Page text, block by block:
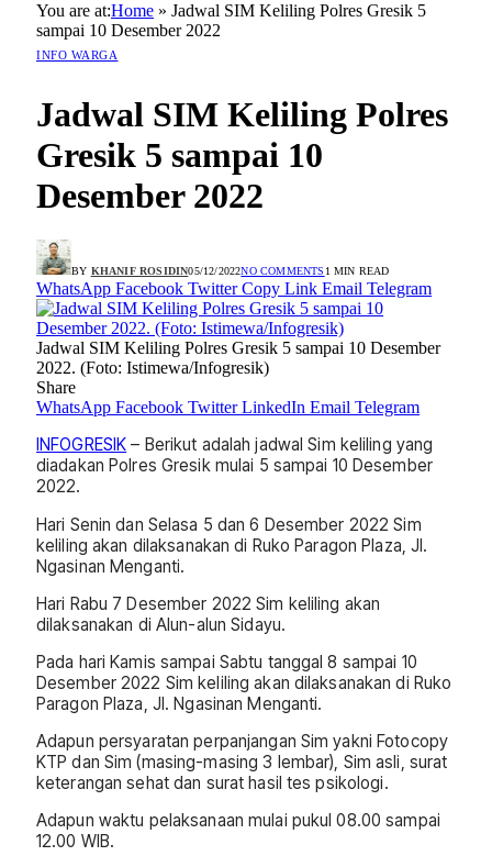
You are at:Home » Jadwal SIM Keliling Polres Gresik 5
sampai 10 Desember 2022
INFO WARGA
Jadwal SIM Keliling Polres
Gresik 5 sampai 10
Desember 2022
BY KHANIF ROSIDIN05/12/2022NO COMMENTS 1 MIN READ
WhatsApp Facebook Twitter Copy Link Email Telegram
Jadwal SIM Keliling Polres Gresik 5 sampai 10 Desember
2022. (Foto: Istimewa/Infogresik)
Share
WhatsApp Facebook Twitter LinkedIn Email Telegram
INFOGRESIK – Berikut adalah jadwal Sim keliling yang
diadakan Polres Gresik mulai 5 sampai 10 Desember
2022.
Hari Senin dan Selasa 5 dan 6 Desember 2022 Sim
keliling akan dilaksanakan di Ruko Paragon Plaza, Jl.
Ngasinan Menganti.
Hari Rabu 7 Desember 2022 Sim keliling akan
dilaksanakan di Alun-alun Sidayu.
Pada hari Kamis sampai Sabtu tanggal 8 sampai 10
Desember 2022 Sim keliling akan dilaksanakan di Ruko
Paragon Plaza, Jl. Ngasinan Menganti.
Adapun persyaratan perpanjangan Sim yakni Fotocopy
KTP dan Sim (masing-masing 3 lembar), Sim asli, surat
keterangan sehat dan surat hasil tes psikologi.
Adapun waktu pelaksanaan mulai pukul 08.00 sampai
12.00 WIB.